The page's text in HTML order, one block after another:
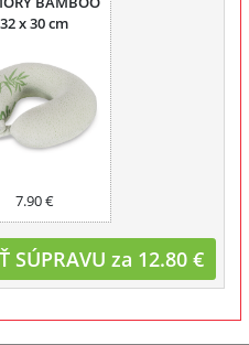
32 x 30 cm
7.90 €
SÚPRAVU za 12.80 €